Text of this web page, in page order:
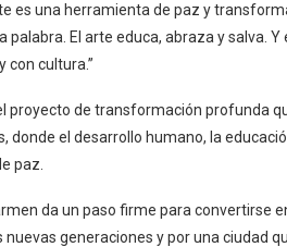
es una herramienta de paz y
palabra. El arte educa, abraza y salva.
con cultura.”
proyecto de transformación profunda
donde el desarrollo humano, la
paz.
da un paso firme para convertirse
generaciones y por una ciudad